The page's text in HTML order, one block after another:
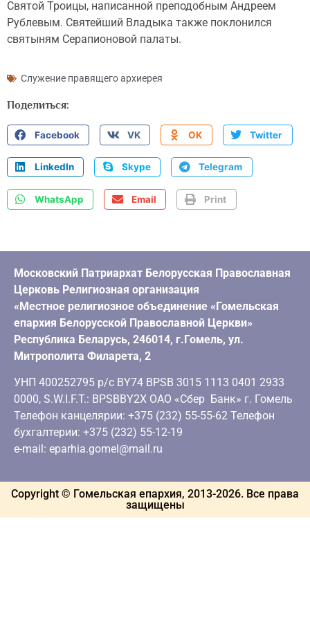
Святой Троицы, написанной преподобным Андреем
Рублевым. Святейший Владыка также поклонился
святыням Серапионовой палаты.
Служение правящего архиерея
Поделиться:
Facebook VK OK Twitter
LinkedIn Skype Telegram
WhatsApp Email Print
Московский Патриархат Белорусская Православная
Церковь Религиозная организация
«Местное религиозное объединение «Гомельская
епархия Белорусской Православной Церкви»
Республика Беларусь, 246014, г.Гомель, ул.
Митрополита Филарета, 2
УНП 400252795 р/с BY74 BPSB 3015 1113 0401 2933
0000, S.W.I.F.T.: BPSBBY2X ОАО «Сбер Банк» г. Гомель
Телефон канцелярии: +375 (232) 55-55-62 Телефон
бухгалтерии: +375 (232) 55-12-19
e-mail: eparhia.gomel@mail.ru
Copyright © Гомельская епархия, 2013-2026. Все права
защищены